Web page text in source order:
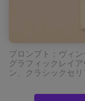
プロンプト：ヴィ
グラフィックレイ
ン、クラシックセ